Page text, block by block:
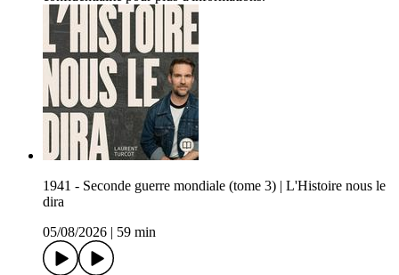
1941 - Seconde guerre mondiale (tome 3) | L'Histoire nous le
dira
05/08/2026
59 min